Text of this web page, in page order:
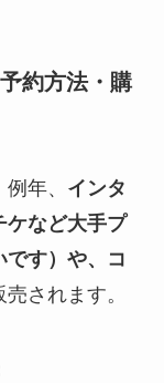
約方法・購
年、 インタ
ケなど大手プ
です）や、コ
されます。